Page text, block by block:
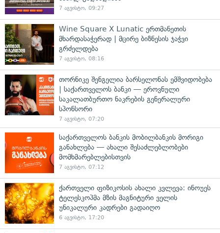
7 აგვისტო, 09:27
Wine Square X Lunatic ერთმანეთის
მხარდასაჭერად | მცირე ბიზნესის ჯაჭვი
გრძელდება
7 აგვისტო, 08:16
თორნიკე შენგელია ბარსელონას ემშვიდობება
| საქართველოს ბანკი — ეროვნული
საკალათბურთო ნაკრების გენერალური
სპონსორი
7 აგვისტო, 07:20
საქართველოს ბანკის მობილბანკის მორიგი
განახლება — ახალი შესაძლებლობები
მომხმარებლებისთვის
7 აგვისტო, 07:12
ქართველი ფიზიკოსის ახალი კვლევა: ინოუეს
ტელესკოპმა მზის მაგნიტური ველის
უნიკალური კადრები გადაიღო
6 აგვისტო, 17:20